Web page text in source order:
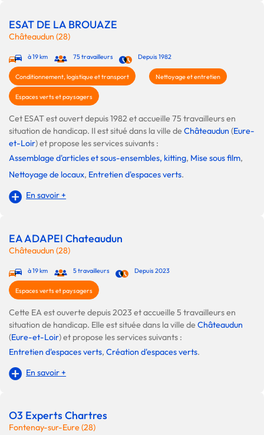
ESAT DE LA BROUAZE
Châteaudun (28)
à 19 km 75 travailleurs Depuis 1982
Conditionnement, logistique et transport Nettoyage et entretien
Espaces verts et paysagers
Cet ESAT est ouvert depuis 1982 et accueille 75 travailleurs en
situation de handicap. Il est situé dans la ville deChâteaudun (Eure-
et-Loir) et propose les services suivants :
Assemblage d'articles et sous-ensembles, kitting, Mise sous film,
Nettoyage de locaux, Entretien d'espaces verts.
En savoir +
EA ADAPEI Chateaudun
Châteaudun (28)
à 19 km 5 travailleurs Depuis 2023
Espaces verts et paysagers
Cette EA est ouverte depuis 2023 et accueille 5 travailleurs en
situation de handicap. Elle est située dans la ville deChâteaudun
(Eure-et-Loir) et propose les services suivants :
Entretien d'espaces verts, Création d'espaces verts.
En savoir +
O3 Experts Chartres
Fontenay-sur-Eure (28)